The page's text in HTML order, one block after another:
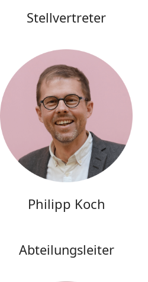
Stellvertreter
Philipp Koch
Abteilungsleiter